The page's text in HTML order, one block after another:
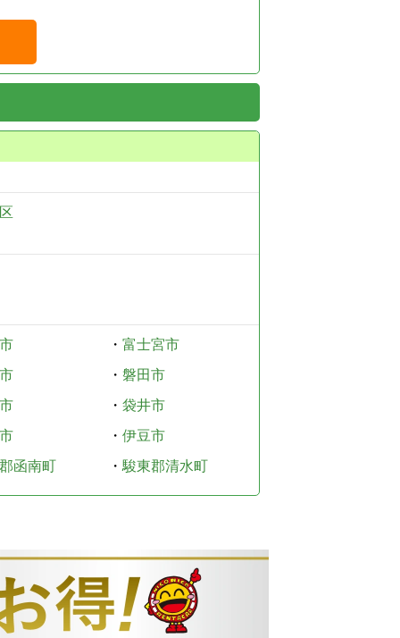
・ 富士宮市
・ 磐田市
・ 袋井市
・ 伊豆市
函南町
・ 駿東郡清水町